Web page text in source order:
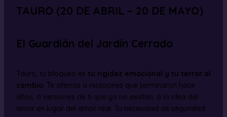
TAURO (20 DE ABRIL – 20 DE MAYO)
El Guardián del Jardín Cerrado
Tauro, tu bloqueo es tu rigidez emocional y tu terror al
cambio. Te aferras a relaciones que terminaron hace
años, a versiones de ti que ya no existen, a la idea del
amor en lugar del amor real. Tu necesidad de seguridad